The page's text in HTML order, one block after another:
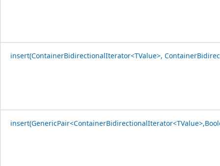
insert(ContainerBidirectionalIterator<TValue>,